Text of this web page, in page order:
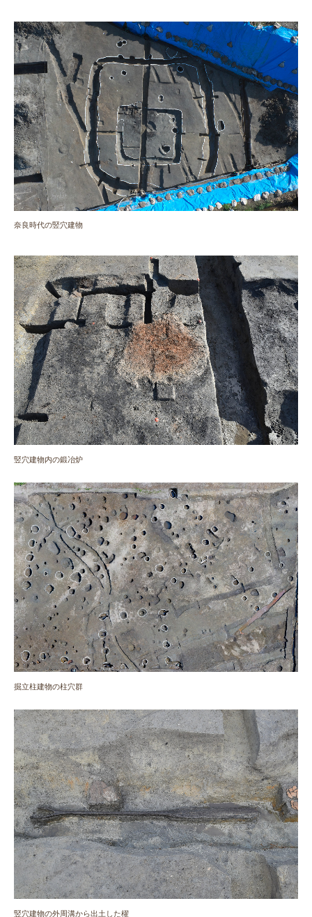
奈良時代の竪穴建物
竪穴建物内の鍛冶炉
掘立柱建物の柱穴群
竪穴建物の外周溝から出土した櫂